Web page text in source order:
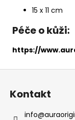
15 x 11 cm
Péče o kůži:
https://
Z
Kontakt
info@